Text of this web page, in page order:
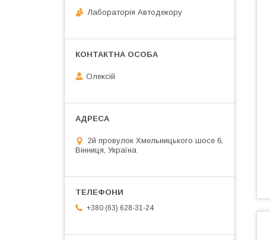
Лабораторія Автодекору
Олексій
2й провулок Хмельницького шосе 6,
Вінниця, Україна
+380 (63) 628-31-24